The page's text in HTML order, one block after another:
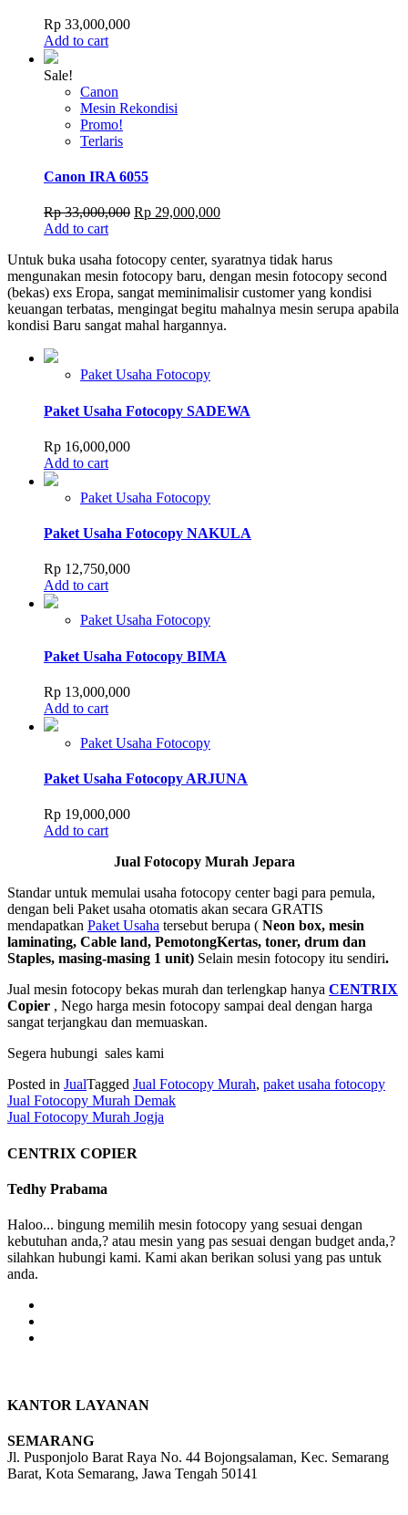
Rp 33,000,000
Add to cart
Sale!
Canon
Mesin Rekondisi
Promo!
Terlaris
Canon IRA 6055
Rp33,000,000 Original
Rp 33,000,000.
Rp 29,000,000Current
Rp 29,000,000.
Add to cart
Untuk buka usaha fotocopy center, syaratnya tidak harus
mengunakan mesin fotocopy baru, dengan mesin fotocopy second
(bekas) exs Eropa, sangat meminimalisir customer yang kondisi
keuangan terbatas, mengingat begitu mahalnya mesin serupa apabila
kondisi Baru sangat mahal hargannya.
Paket Usaha Fotocopy
Paket Usaha Fotocopy SADEWA
Rp 16,000,000
Add to cart
Paket Usaha Fotocopy
Paket Usaha Fotocopy NAKULA
Rp 12,750,000
Add to cart
Paket Usaha Fotocopy
Paket Usaha Fotocopy BIMA
Rp 13,000,000
Add to cart
Paket Usaha Fotocopy
Paket Usaha Fotocopy ARJUNA
Rp 19,000,000
Add to cart
Jual Fotocopy Murah Jepara
Standar untuk memulai usaha fotocopy center bagi para pemula,
dengan beli Paket usaha otomatis akan secara GRATIS
mendapatkan Paket Usaha tersebut berupa ( Neon box, mesin
laminating, Cable land, PemotongKertas, toner, drum dan
Staples, masing-masing 1 unit) Selain mesin fotocopy itu sendiri.
Jual mesin fotocopy bekas murah dan terlengkap hanya CENTRIX
Copier , Nego harga mesin fotocopy sampai deal dengan harga
sangat terjangkau dan memuaskan.
Segera hubungi sales kami
Posted in JualTagged Jual Fotocopy Murah, paket usaha fotocopy
Post
navigation
Jual Fotocopy Murah Demak
Jual Fotocopy Murah Jogja
CENTRIX COPIER
Tedhy Prabama
Haloo... bingung memilih mesin fotocopy yang sesuai dengan
kebutuhan anda,? atau mesin yang pas sesuai dengan budget anda,?
silahkan hubungi kami. Kami akan berikan solusi yang pas untuk
anda.
KANTOR LAYANAN
SEMARANG
Jl. Pusponjolo Barat Raya No. 44 Bojongsalaman, Kec. Semarang
Barat, Kota Semarang, Jawa Tengah 50141